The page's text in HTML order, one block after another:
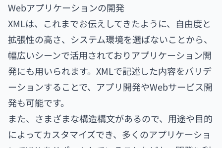
Webアプリケーションの開発
XMLは、これまでお伝えしてきたように、自由度と
拡張性の高さ、システム環境を選ばないことから、
幅広いシーンで活用されておりアプリケーション開
発にも用いられます。XMLで記述した内容をバリデ
ーションすることで、アプリ開発やWebサービス開
発も可能です。
また、さまざまな構造構文があるので、用途や目的
によってカスタマイズでき、多くのアプリケーショ